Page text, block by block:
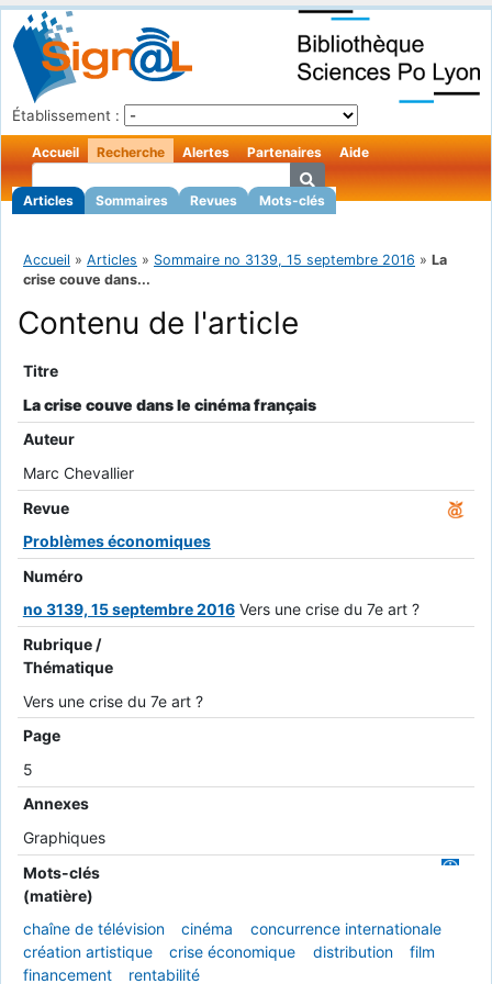
Établissement :
Accueil Recherche
Articles Sommaires Revues Mots-clés
Alertes Partenaires Aide
Accueil » Articles » Sommaire no 3139, 15 septembre 2016 » La
crise couve dans...
Contenu de l'article
Titre
La crise couve dans le cinéma français
Auteur
Marc Chevallier
Revue
Problèmes économiques
Numéro
no 3139, 15 septembre 2016 Vers une crise du 7e art ?
Rubrique /
Thématique
Vers une crise du 7e art ?
Page
5
Annexes
Graphiques
Mots-clés
(matière)
chaîne de télévision
cinéma
concurrence internationale
création artistique
crise économique distribution
film
financement
rentabilité